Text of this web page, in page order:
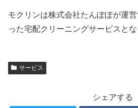
モクリンは株式会社たんぽぽが運
った宅配クリーニングサービスとな
サービス
シェアする